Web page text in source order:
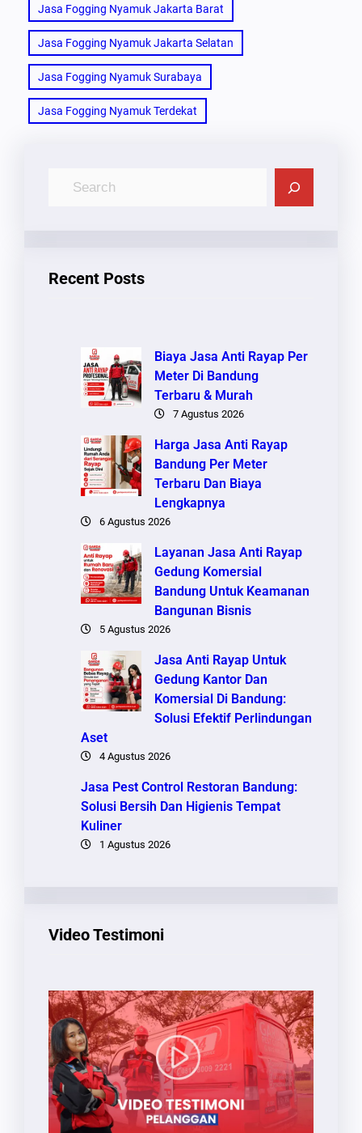
Jasa Fogging Nyamuk Jakarta Barat
Jasa Fogging Nyamuk Jakarta Selatan
Jasa Fogging Nyamuk Surabaya
Jasa Fogging Nyamuk Terdekat
Recent Posts
Biaya Jasa Anti Rayap Per
Meter Di Bandung
Terbaru & Murah
7 Agustus 2026
Harga Jasa Anti Rayap
Bandung Per Meter
Terbaru Dan Biaya
Lengkapnya
6 Agustus 2026
Layanan Jasa Anti Rayap
Gedung Komersial
Bandung Untuk Keamanan
Bangunan Bisnis
5 Agustus 2026
Jasa Anti Rayap Untuk
Gedung Kantor Dan
Komersial Di Bandung:
Solusi Efektif Perlindungan
Aset
4 Agustus 2026
Jasa Pest Control Restoran Bandung:
Solusi Bersih Dan Higienis Tempat
Kuliner
1 Agustus 2026
Video Testimoni